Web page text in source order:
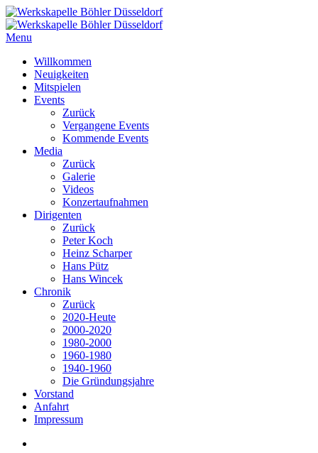
Menu
Willkommen
Neuigkeiten
Mitspielen
Events
Zurück
Vergangene Events
Kommende Events
Media
Zurück
Galerie
Videos
Konzertaufnahmen
Dirigenten
Zurück
Peter Koch
Heinz Scharper
Hans Pütz
Hans Wincek
Chronik
Zurück
2020-Heute
2000-2020
1980-2000
1960-1980
1940-1960
Die Gründungsjahre
Vorstand
Anfahrt
Impressum